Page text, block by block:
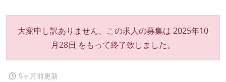
大変申し訳ありません、この求人の募集は 2025年10
月28日 をもって終了致しました。
9ヶ月前更新